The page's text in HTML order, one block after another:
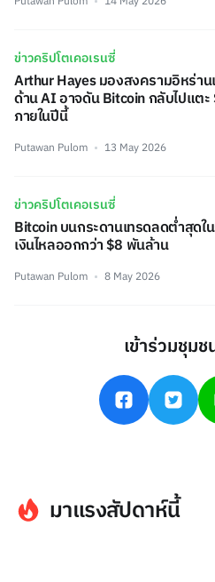
ข่าวคริปโตเคอเรนซี่
Arthur Hayes มองสงครามอิหร่า
ด้าน AI อาจดัน Bitcoin กลับไปแต
ภายในปีนี้
Putawan Pulom 13 May 2026
ข่าวคริปโตเคอเรนซี่
Bitcoin บนกระดานเทรดลดต่ำสุดใ
เงินไหลออกกว่า $8 พันล้าน
Putawan Pulom 8 May 2026
เข้าร่วมชุมช
มาแรงสัปดาห์นี้